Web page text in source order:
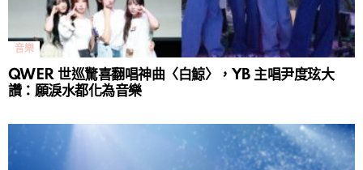
音樂
QWER 世巡驚喜翻唱神曲〈白鯨〉，YB 主唱尹度玹大
讚：願淚水都化為音樂